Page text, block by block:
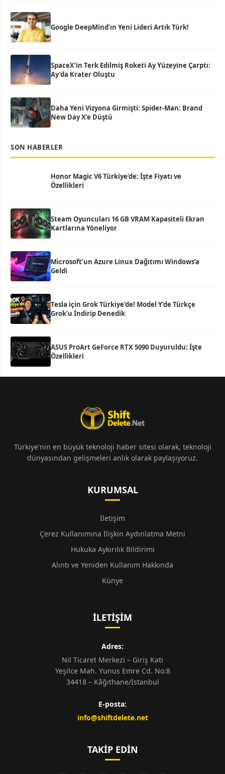
Google DeepMind’ın Yeni Lideri Artık Türk!
SpaceX’in Terk Edilmiş Roketi Ay Yüzeyine Çarptı:
Ay’da Krater Oluştu
Daha Yeni Vizyona Girmişti: Spider-Man: Brand
New Day X’e Düştü
SON HABERLER
Honor Magic V6 Türkiye’de: İşte Fiyatı ve
Özellikleri
Steam Oyuncuları 16 GB VRAM Kapasiteli Ekran
Kartlarına Yöneliyor
Microsoft’un Azure Linux Dağıtımı Windows’a
Geldi
Tesla için Grok Türkiye’de! Model Y’de Türkçe
Grok’u İndirip Denedik
ASUS ProArt GeForce RTX 5090 Duyuruldu: İşte
Özellikleri
Türkiye'nin en büyük teknoloji haber sitesi olarak, teknoloji
dünyasından gelişmeleri anlık olarak paylaşıyoruz.
KURUMSAL
İletişim
Çerez Kullanımına İlişkin Aydınlatma Metni
Hukuka Aykırılık Bildirimi
Alıntı ve Yeniden Kullanım Hakkında
Künye
İLETIŞIM
Adres:
Nil Ticaret Merkezi – Giriş Katı
Yeşilce Mah. Yunus Emre Cd. No:8
34418 – Kâğıthane/İstanbul
E-posta:
info@shiftdelete.net
TAKIP EDIN